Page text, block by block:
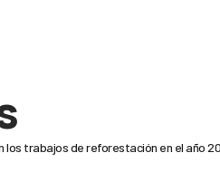
los trabajos de reforestación en el año